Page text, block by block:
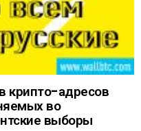
крипто-адресов
во
выборы